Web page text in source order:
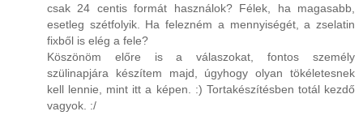
csak 24 centis formát használok? Félek, ha magasabb,
esetleg szétfolyik. Ha felezném a mennyiségét, a zselatin
fixből is elég a fele?
Köszönöm előre is a válaszokat, fontos személy
szülinapjára készítem majd, úgyhogy olyan tökéletesnek
kell lennie, mint itt a képen. :) Tortakészítésben totál kezdő
vagyok. :/